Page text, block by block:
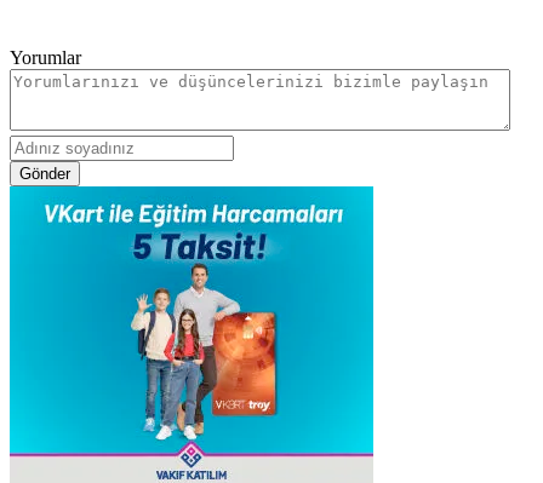
Yorumlar
Gönder